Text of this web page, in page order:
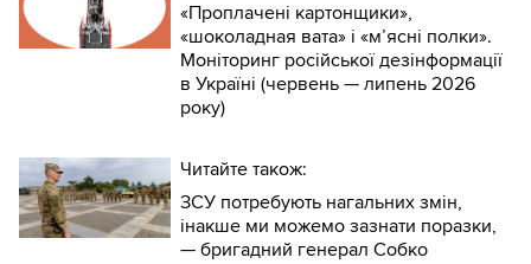
«Проплачені картонщики»,
«шоколадная вата» і «м’ясні полки».
Моніторинг російської дезінформації
в Україні (червень — липень 2026
року)
Читайте також:
ЗСУ потребують нагальних змін,
інакше ми можемо зазнати поразки,
— бригадний генерал Собко